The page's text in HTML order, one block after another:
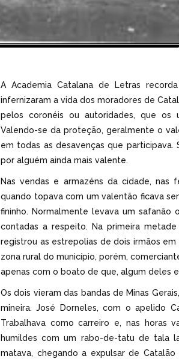
A Academia Catalana de Letras
infernizaram a vida dos moradores de
pelos coronéis ou autoridades, que os
Valendo-se da proteção, geralmente o
em todas as desavenças que
por alguém ainda mais valente.
Nas vendas e armazéns da cidade, nas
quando topava com um valentão ficava
fininho. Normalmente levava um safanão
contadas a respeito. Na primeira
registrou as estrepolias de dois irmãos
zona rural do município, porém,
apenas com o boato de que, algum deles
Os dois vieram das bandas de Minas
mineira. José Dorneles, com o apelido
Trabalhava como carreiro e, nas horas
humildes com um rabo-de-tatu de tala
matava, chegando a expulsar de